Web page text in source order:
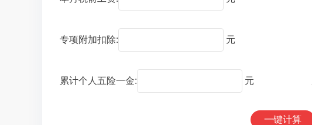
专项附加扣除: 元
累计个人五险一金: 元
一键计算